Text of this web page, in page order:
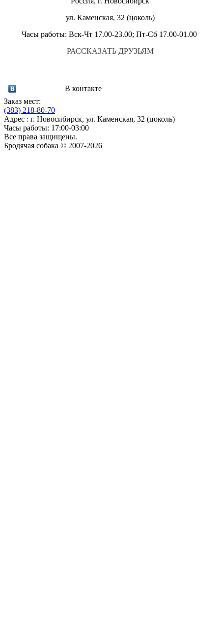
ул. Каменская, 32 (цоколь)
Часы работы: Вск-Чт 17.00-23.00; Пт-Сб 17.00-01.00
РАССКАЗАТЬ ДРУЗЬЯМ
В контакте
Заказ мест:
(383) 218-80-70
Адрес : г. Новосибирск, ул. Каменская, 32 (цоколь)
Часы работы: 17:00-03:00
Все права защищены.
Бродячая собака © 2007-2026